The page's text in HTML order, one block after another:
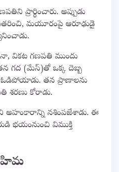
ప్రార్థించారు. అప్పుడు
మయూరంపై ఆరూఢుడై
వికట గణపతి ముందు
గద (మేస్)తో ఒక్క దెబ్బ
ఓడిపోయాడు. తన ప్రాణాలను
శరణు కోరాడు.
అహంకారాన్ని నశింపజేశాడు. ఈ
భయంనుంచి విముక్తి